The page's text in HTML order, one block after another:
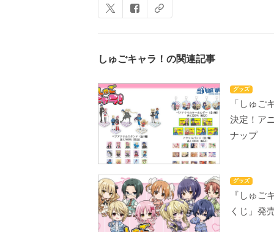
しゅごキャラ！の関連記事
グッズ
「しゅご
決定！ア
ナップ
グッズ
『しゅご
くじ」発